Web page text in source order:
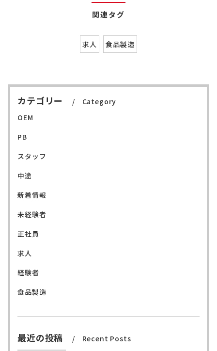
関連タグ
求人 食品製造
カテゴリー
Category
OEM
PB
スタッフ
中途
新着情報
未経験者
正社員
求人
経験者
食品製造
最近の投稿 Recent Posts